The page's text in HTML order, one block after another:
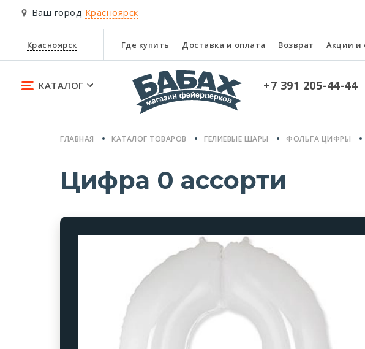
Ваш город Красноярск
Красноярск Где купить Доставка и оплата Возврат Акции и
КАТАЛОГ +7 391 205-44-44
ГЛАВНАЯ КАТАЛОГ ТОВАРОВ ГЕЛИЕВЫЕ ШАРЫ ФОЛЬГА ЦИФРЫ
Цифра 0 ассорти